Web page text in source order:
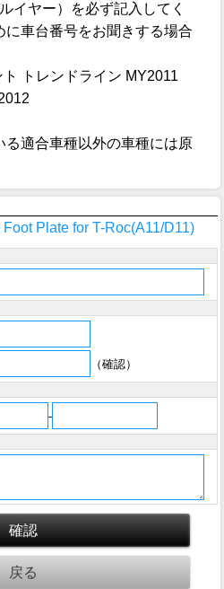
イヤー）を必ず記入してく
に車台番号をお聞きする場合
トレンドライン MY2011
る適合車種以外の車種には原
Plate for T-Roc(A11/D11)
（確認）
-